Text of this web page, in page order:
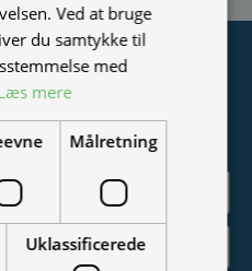
info om nye produkter,
udstillinger.
Ved at bruge
du samtykke til
med
mere
Målretning
Uklassificerede